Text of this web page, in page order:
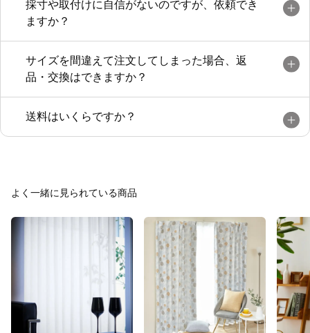
採寸や取付けに自信がないのですが、依頼でき
ますか？
サイズを間違えて注文してしまった場合、返
品・交換はできますか？
送料はいくらですか？
よく一緒に見られている商品